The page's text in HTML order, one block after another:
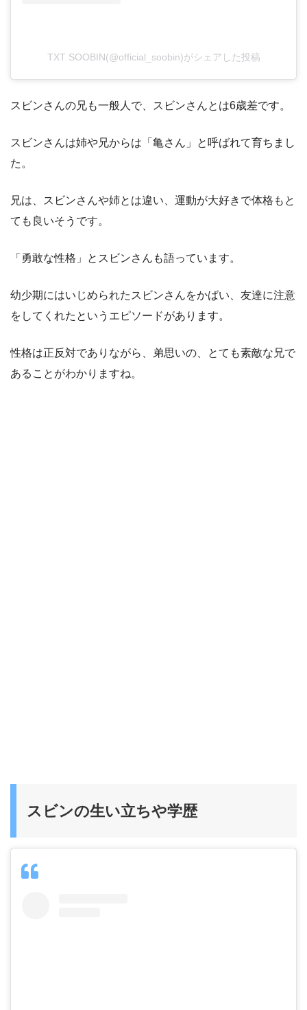
TXT SOOBIN(@official_soobin)がシェアした投稿
スビンさんの兄も一般人で、スビンさんとは6歳差です。
スビンさんは姉や兄からは「亀さん」と呼ばれて育ちまし
た。
兄は、スビンさんや姉とは違い、運動が大好きで体格もと
ても良いそうです。
「勇敢な性格」とスビンさんも語っています。
幼少期にはいじめられたスビンさんをかばい、友達に注意
をしてくれたというエピソードがあります。
性格は正反対でありながら、弟思いの、とても素敵な兄で
あることがわかりますね。
スビンの生い立ちや学歴